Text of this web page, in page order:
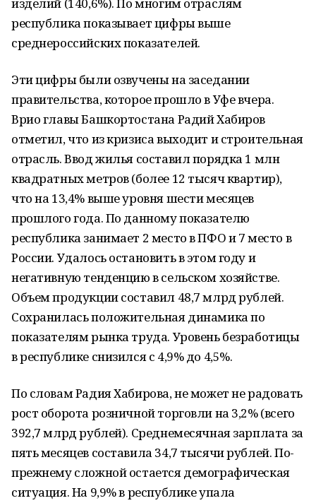
республика показывает цифры выше
среднероссийских показателей.
Эти цифры были озвучены на заседании
правительства, которое прошло в Уфе вчера.
Врио главы Башкортостана Радий Хабиров
отметил, что из кризиса выходит и строительная
отрасль. Ввод жилья составил порядка 1 млн
квадратных метров (более 12 тысяч квартир),
что на 13,4% выше уровня шести месяцев
прошлого года. По данному показателю
республика занимает 2 место в ПФО и 7 место в
России. Удалось остановить в этом году и
негативную тенденцию в сельском хозяйстве.
Объем продукции составил 48,7 млрд рублей.
Сохранилась положительная динамика по
показателям рынка труда. Уровень безработицы
в республике снизился с 4,9% до 4,5%.
По словам Радия Хабирова, не может не радовать
рост оборота розничной торговли на 3,2% (всего
392,7 млрд рублей). Среднемесячная зарплата за
пять месяцев составила 34,7 тысячи рублей. По-
прежнему сложной остается демографическая
ситуация. На 9,9% в республике упала